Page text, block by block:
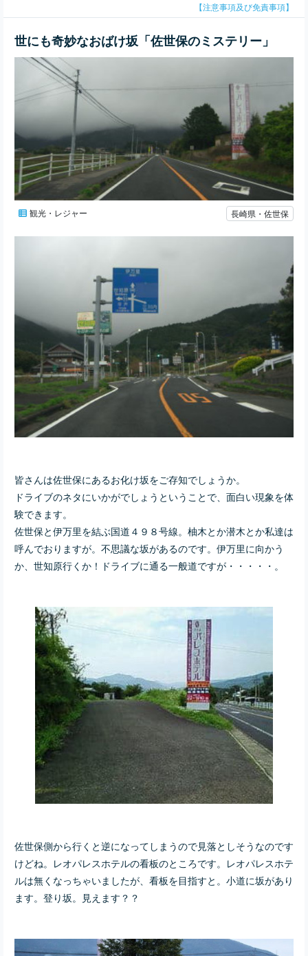
【注意事項及び免責事項】
世にも奇妙なおばけ坂「佐世保のミステリー」
観光・レジャー 長崎県・佐世保
皆さんは佐世保にあるお化け坂をご存知でしょうか。
ドライブのネタにいかがでしょうということで、面白い現象を体
験できます。
佐世保と伊万里を結ぶ国道４９８号線。柚木とか潜木とか私達は
呼んでおりますが。不思議な坂があるのです。伊万里に向かう
か、世知原行くか！ドライブに通る一般道ですが・・・・・。
佐世保側から行くと逆になってしまうので見落としそうなのです
けどね。レオパレスホテルの看板のところです。レオパレスホテ
ルは無くなっちゃいましたが、看板を目指すと。小道に坂があり
ます。登り坂。見えます？？